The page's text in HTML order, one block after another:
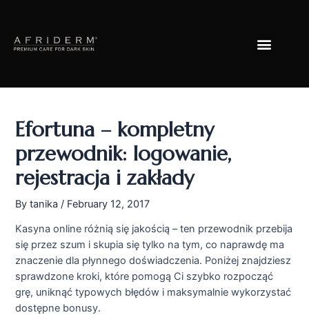
content
Menu
Efortuna – kompletny
przewodnik: logowanie,
rejestracja i zakłady
Bytanika/ February 12, 2017
Kasyna online różnią się jakością – ten przewodnik przebija
się przez szum i skupia się tylko na tym, co naprawdę ma
znaczenie dla płynnego doświadczenia. Poniżej znajdziesz
sprawdzone kroki, które pomogą Ci szybko rozpocząć
grę, uniknąć typowych błędów i maksymalnie wykorzystać
dostępne bonusy.